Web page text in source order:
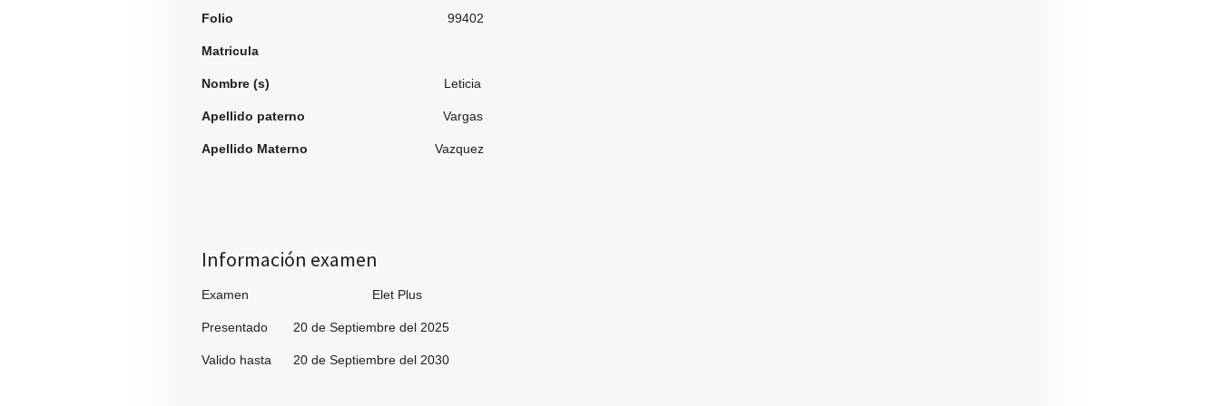
Folio 99402
Matricula
Nombre (s) Leticia
Apellido paterno Vargas
Apellido Materno Vazquez
Información examen
Examen Elet Plus
Presentado 20 de Septiembre del 2025
Valido hasta 20 de Septiembre del 2030